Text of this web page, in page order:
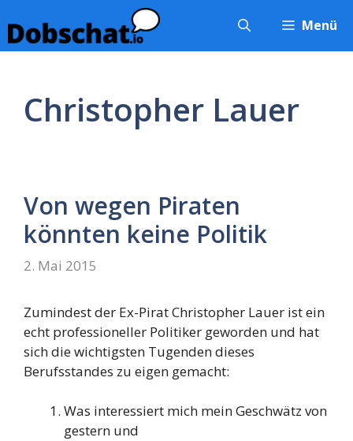
Inhalt
springen
Menü
Christopher Lauer
Von wegen Piraten
könnten keine Politik
2. Mai 2015
Zumindest der Ex-Pirat Christopher Lauer ist ein
echt professioneller Politiker geworden und hat
sich die wichtigsten Tugenden dieses
Berufsstandes zu eigen gemacht:
Was interessiert mich mein Geschwätz von
gestern und